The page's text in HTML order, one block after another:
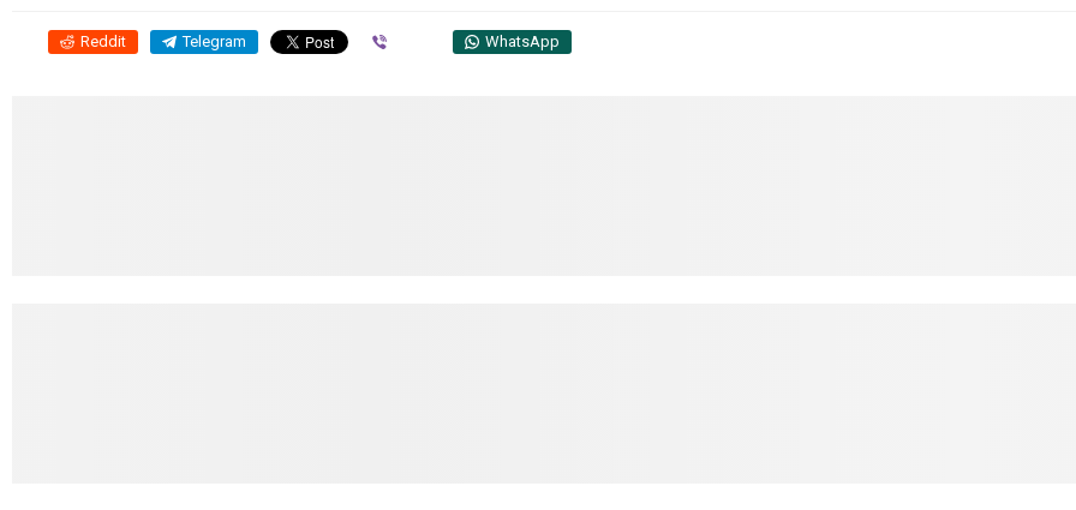
Reddit Telegram WhatsApp